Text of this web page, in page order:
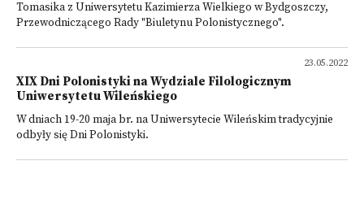
Tomasika z Uniwersytetu Kazimierza Wielkiego w Bydgoszczy,
Przewodniczącego Rady "Biuletynu Polonistycznego".
23.05.2022
XIX Dni Polonistyki na Wydziale Filologicznym
Uniwersytetu Wileńskiego
W dniach 19-20 maja br. na Uniwersytecie Wileńskim tradycyjnie
odbyły się Dni Polonistyki.